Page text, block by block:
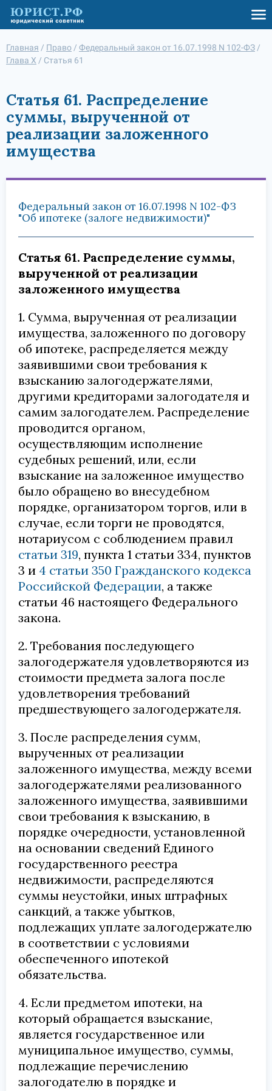
Главная / Право / Федеральный закон от 16.07.1998 N 102-ФЗ /
Глава X / Статья 61
Статья 61. Распределение
суммы, вырученной от
реализации заложенного
имущества
Федеральный закон от 16.07.1998 N 102-ФЗ
"Об ипотеке (залоге недвижимости)"
Статья 61. Распределение суммы,
вырученной от реализации
заложенного имущества
1. Сумма, вырученная от реализации
имущества, заложенного по договору
об ипотеке, распределяется между
заявившими свои требования к
взысканию залогодержателями,
другими кредиторами залогодателя и
самим залогодателем. Распределение
проводится органом,
осуществляющим исполнение
судебных решений, или, если
взыскание на заложенное имущество
было обращено во внесудебном
порядке, организатором торгов, или в
случае, если торги не проводятся,
нотариусом с соблюдением правил
статьи 319, пункта 1 статьи 334, пунктов
3 и 4 статьи 350 Гражданского кодекса
Российской Федерации, а также
статьи 46 настоящего Федерального
закона.
2. Требования последующего
залогодержателя удовлетворяются из
стоимости предмета залога после
удовлетворения требований
предшествующего залогодержателя.
3. После распределения сумм,
вырученных от реализации
заложенного имущества, между всеми
залогодержателями реализованного
заложенного имущества, заявившими
свои требования к взысканию, в
порядке очередности, установленной
на основании сведений Единого
государственного реестра
недвижимости, распределяются
суммы неустойки, иных штрафных
санкций, а также убытков,
подлежащих уплате залогодержателю
в соответствии с условиями
обеспеченного ипотекой
обязательства.
4. Если предметом ипотеки, на
который обращается взыскание,
является государственное или
муниципальное имущество, суммы,
подлежащие перечислению
залогодателю в порядке и